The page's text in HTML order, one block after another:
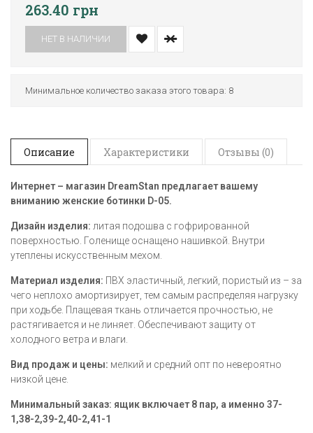
263.40 грн
НЕТ В НАЛИЧИИ
Минимальное количество заказа этого товара: 8
Описание Характеристики Отзывы (0)
Интернет – магазин DreamStan предлагает вашему
вниманию женские ботинки D-05.
Дизайн изделия: литая подошва с гофрированной
поверхностью. Голенище оснащено нашивкой. Внутри
утеплены искусственным мехом.
Материал изделия: ПВХ эластичный, легкий, пористый из – за
чего неплохо амортизирует, тем самым распределяя нагрузку
при ходьбе. Плащевая ткань отличается прочностью, не
растягивается и не линяет. Обеспечивают защиту от
холодного ветра и влаги.
Вид продаж и цены: мелкий и средний опт по невероятно
низкой цене.
Минимальный заказ: ящик включает 8 пар, а именно 37-
1,38-2,39-2,40-2,41-1